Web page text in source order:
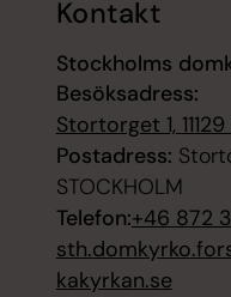
Kontakt
Stockholms
Besöksadress:
Stortorget 1,
Postadress:
STOCKHOLM
Telefon:+46 872
kakyrkan.se